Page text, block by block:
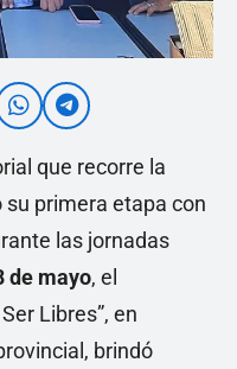
que recorre la
primera etapa con
las jornadas
de mayo, el
Libres”, en
brindó